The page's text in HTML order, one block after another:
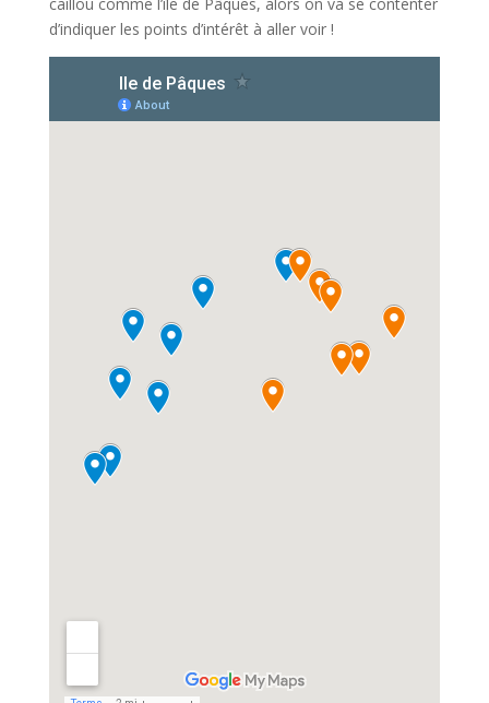
caillou comme l’île de Pâques, alors on va se contenter
d’indiquer les points d’intérêt à aller voir !